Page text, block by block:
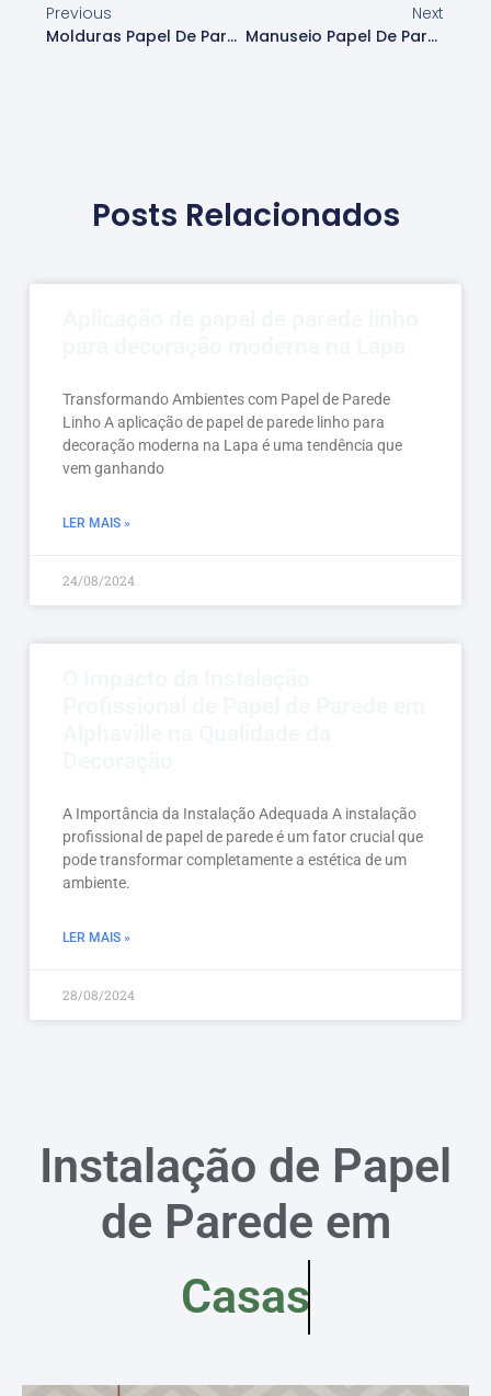
Previous
Molduras Papel De Parede
Next
Manuseio Papel De Parede
Posts Relacionados
Transformando Ambientes com Papel de Parede
Linho A aplicação de papel de parede linho para
decoração moderna na Lapa é uma tendência que
vem ganhando
LER MAIS »
24/08/2024
A Importância da Instalação Adequada A instalação
profissional de papel de parede é um fator crucial que
pode transformar completamente a estética de um
ambiente.
LER MAIS »
28/08/2024
Instalação de Papel
de Parede em
Casas